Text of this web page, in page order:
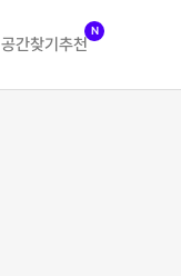
공간찾기 추천
N